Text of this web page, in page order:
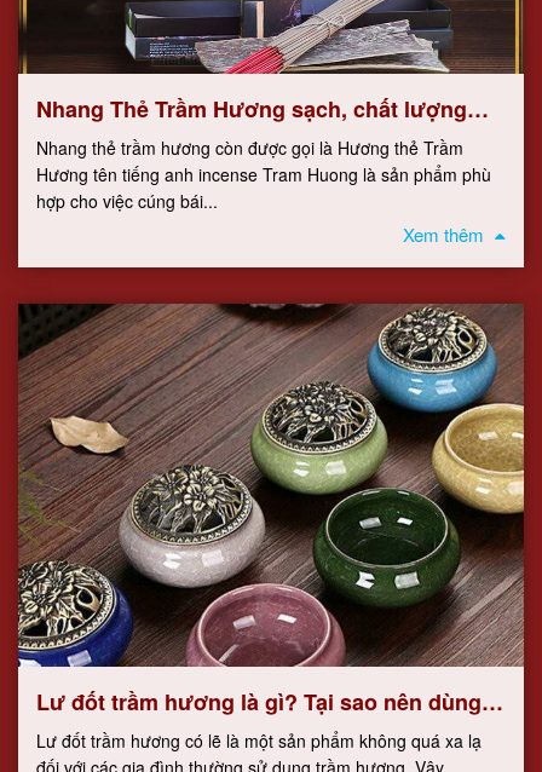
Nhang Thẻ Trầm Hương sạch, chất lượng
cao
Nhang thẻ trầm hương còn được gọi là Hương thẻ Trầm
Hương tên tiếng anh incense Tram Huong là sản phẩm phù
hợp cho việc cúng bái...
Xem thêm
Lư đốt trầm hương là gì? Tại sao nên dùng
Lư đốt trầm hương
Lư đốt trầm hương có lẽ là một sản phẩm không quá xa lạ
đối với các gia đình thường sử dụng trầm hương. Vậy...